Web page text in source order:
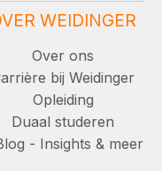
WEIDINGER
Over ons
bij Weidinger
Opleiding
Duaal studeren
- Insights & meer